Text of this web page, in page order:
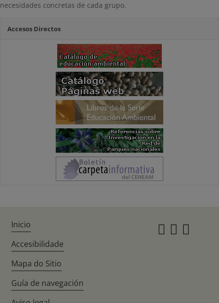
necesidades concretas de cada grupo.
Accesos Directos
Inicio
Accesibilidade
Mapa do Sitio
Guía de navegación